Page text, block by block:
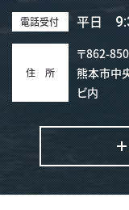
電話受付 平日
住 所
〒862-
熊本市中
ビ内